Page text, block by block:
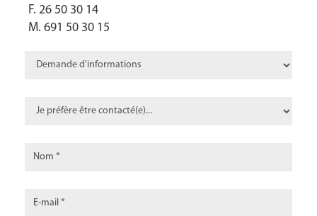
F. 26 50 30 14
M. 691 50 30 15